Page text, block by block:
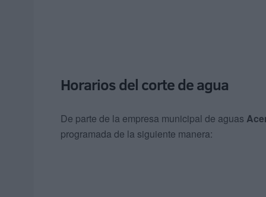
Horarios del corte de agua
De parte de la empresa municipal de aguas
programada de la siguiente manera: